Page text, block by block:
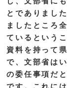
とでありまし
ましたところ
ているという
資料を持って
で、文部省は
の委任事項だ
です。これに